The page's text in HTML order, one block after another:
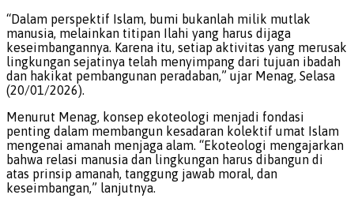
“Dalam perspektif Islam, bumi bukanlah milik mutlak
manusia, melainkan titipan Ilahi yang harus dijaga
keseimbangannya. Karena itu, setiap aktivitas yang merusak
lingkungan sejatinya telah menyimpang dari tujuan ibadah
dan hakikat pembangunan peradaban,” ujar Menag, Selasa
(20/01/2026).
Menurut Menag, konsep ekoteologi menjadi fondasi
penting dalam membangun kesadaran kolektif umat Islam
mengenai amanah menjaga alam. “Ekoteologi mengajarkan
bahwa relasi manusia dan lingkungan harus dibangun di
atas prinsip amanah, tanggung jawab moral, dan
keseimbangan,” lanjutnya.